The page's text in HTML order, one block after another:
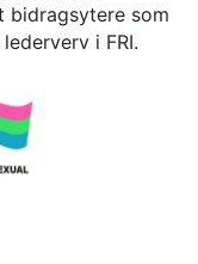
bidragsytere som
i FRI.